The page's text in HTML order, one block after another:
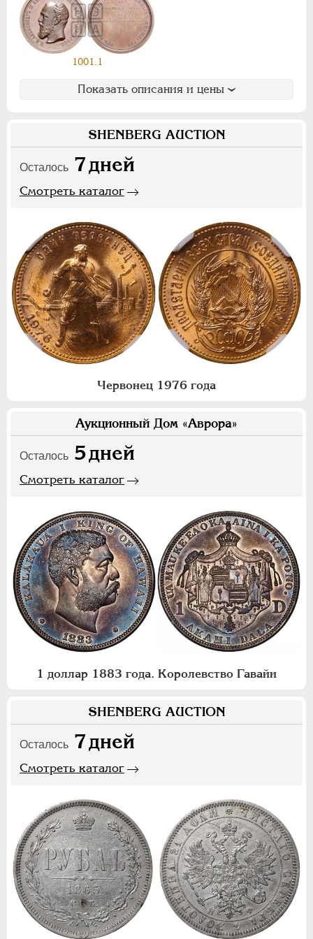
1001.1
Показать описания и цены
SHENBERG AUCTION
Осталось 7дней
Смотреть каталог
Червонец 1976 года
Аукционный Дом «Аврора»
Осталось 5дней
Смотреть каталог
1 доллар 1883 года. Королевство Гавайи
SHENBERG AUCTION
Осталось 7дней
Смотреть каталог
Ф
Х Э
Цифры
СЕРИИ МЕДАЛЕЙ 1600-1881